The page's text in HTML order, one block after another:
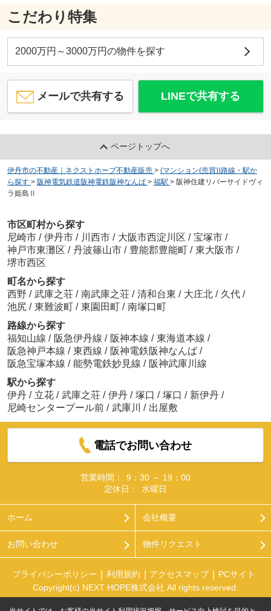
こだわり特集
2000万円～3000万円の物件を探す
メールで共有する LINEで共有する
ページトップへ
伊丹市の不動産｜ネクストホープ不動産販売 > (マンション(売買))路線・駅か
ら探す > 阪神電気鉄道阪神電鉄阪神なんば > 福駅 > 阪神住建リバーサイドヴィ
ラ姫島Ⅱ
市区町村から探す
尼崎市 / 伊丹市 / 川西市 / 大阪市西淀川区 / 宝塚市 /
神戸市東灘区 / 丹波篠山市 / 豊能郡豊能町 / 東大阪市 /
堺市西区
町名から探す
西野 / 武庫之荘 / 南武庫之荘 / 清和台東 / 大庄北 / 久代 /
池尻 / 東難波町 / 東園田町 / 南塚口町
路線から探す
福知山線 / 阪急伊丹線 / 阪神本線 / 東海道本線 /
阪急神戸本線 / 東西線 / 阪神電鉄阪神なんば /
阪急宝塚本線 / 能勢電鉄妙見線 / 阪神武庫川線
駅から探す
伊丹 / 立花 / 武庫之荘 / 伊丹 / 塚口 / 塚口 / 新伊丹 /
尼崎センタープール前 / 武庫川 / 出屋敷
電話でお問い合わせ
営業時間：
9：30 ～ 19：00
定休日：
水曜日
ホーム 会社概要
お問い合わせ 物件リクエスト
プライバシーポリシー 利用規約 アクセスマップ
PCサイト
Copyright(c) NEXT HOPE株式会社 All rights reserved.